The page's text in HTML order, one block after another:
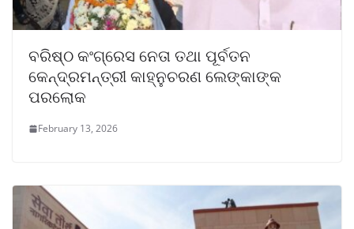
ବରିଷ୍ଠ କଂଗ୍ରେସ ନେତା ତଥା ପୂର୍ବତନ
କେନ୍ଦ୍ରମନ୍ତ୍ରୀ କାହ୍ନୁଚରଣ ଲେଙ୍କାଙ୍କ
ପରଲୋକ
February 13, 2026